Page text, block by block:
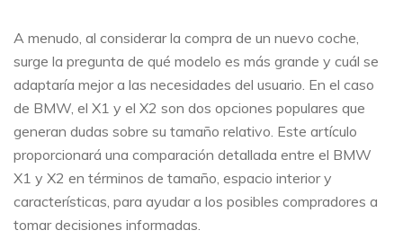
A menudo, al considerar la compra de un nuevo coche,
surge la pregunta de qué modelo es más grande y cuál se
adaptaría mejor a las necesidades del usuario. En el caso
de BMW, el X1 y el X2 son dos opciones populares que
generan dudas sobre su tamaño relativo. Este artículo
proporcionará una comparación detallada entre el BMW
X1 y X2 en términos de tamaño, espacio interior y
características, para ayudar a los posibles compradores a
tomar decisiones informadas.